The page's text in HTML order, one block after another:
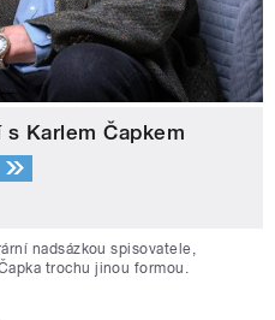
s Karlem Čapkem
nadsázkou spisovatele,
trochu jinou formou.